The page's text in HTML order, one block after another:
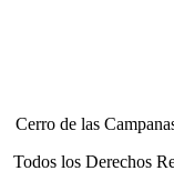
Cerro de las
Todos los Derechos